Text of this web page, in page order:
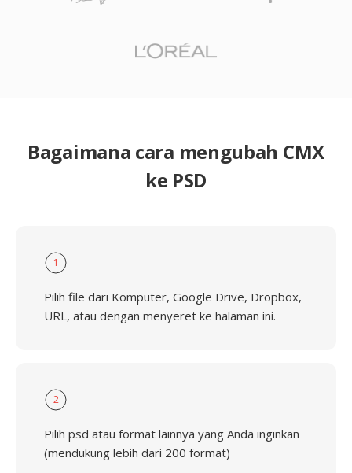
Bagaimana cara mengubah CMX
ke PSD
1
Pilih file dari Komputer, Google Drive, Dropbox,
URL, atau dengan menyeret ke halaman ini.
2
Pilih psd atau format lainnya yang Anda inginkan
(mendukung lebih dari 200 format)